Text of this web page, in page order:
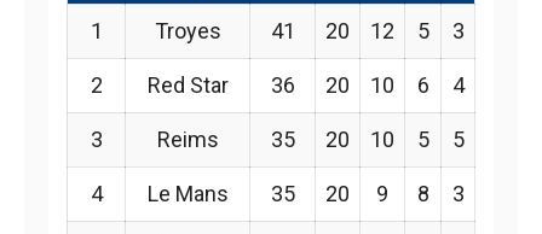
1 Troyes 41 20 12 5 3
2 Red Star 36 20 10 6 4
3 Reims 35 20 10 5 5
4 Le Mans 35 20 9 8 3